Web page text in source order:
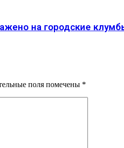
на городские
поля помечены *